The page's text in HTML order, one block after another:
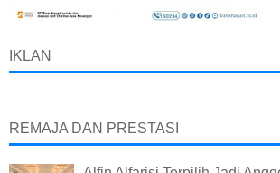
IKLAN
REMAJA DAN PRESTASI